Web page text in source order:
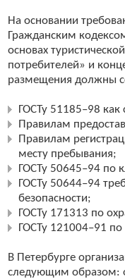
На основании
Гражданским
основах
потребителей» и
размещения должны
ГОСТу 51185–98
Правилам
Правилам
месту пребывания;
ГОСТу 50645–94 по
ГОСТу 50644–94
безопасности;
ГОСТу 171313 по
ГОСТу 121004–91
В Петербурге
следующим образом: